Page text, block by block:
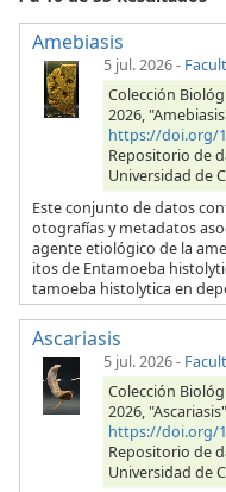
Amebiasis
5 jul. 2026-
Colección
2026,
https://doi.org/
Repositorio de
Universidad de
Este conjunto de datos
otografías y metadatos
agente etiológico de la
itos de Entamoeba
tamoeba histolytica en
Ascariasis
5 jul. 2026-
Colección
2026,
https://doi.org/
Repositorio de
Universidad de